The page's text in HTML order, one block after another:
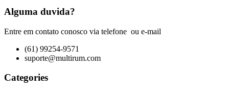
Alguma duvida?
Entre em contato conosco via telefone ou e-mail
(61) 99254-9571
suporte@multirum.com
Categories